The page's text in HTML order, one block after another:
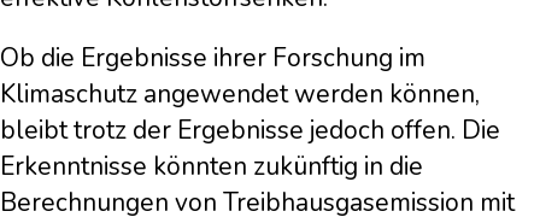
Ob die Ergebnisse ihrer Forschung im
Klimaschutz angewendet werden können,
bleibt trotz der Ergebnisse jedoch offen. Die
Erkenntnisse könnten zukünftig in die
Berechnungen von Treibhausgasemission mit